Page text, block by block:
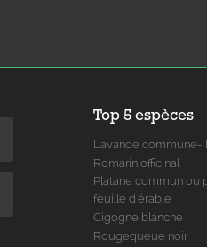
Top 5 espèces
Lavande commune-
Romarin officinal
Platane commun ou
feuille d'érable
Cigogne blanche
Rougequeue noir